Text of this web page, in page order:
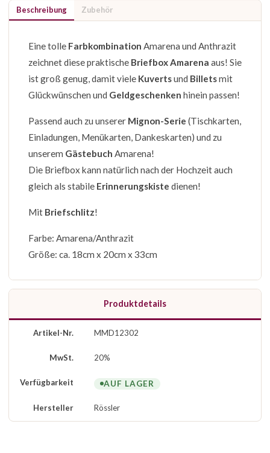
Beschreibung Zubehör
Eine tolle Farbkombination Amarena und Anthrazit
zeichnet diese praktische Briefbox Amarena aus! Sie
ist groß genug, damit viele Kuvertsund Billetsmit
Glückwünschen und Geldgeschenken hinein passen!
Passend auch zu unserer Mignon-Serie (Tischkarten,
Einladungen, Menükarten, Dankeskarten) und zu
unserem Gästebuch Amarena!
Die Briefbox kann natürlich nach der Hochzeit auch
gleich als stabile Erinnerungskiste dienen!
Mit Briefschlitz!
Farbe: Amarena/Anthrazit
Größe: ca. 18cm x 20cm x 33cm
Produktdetails
Artikel-Nr. MMD12302
MwSt. 20%
Verfügbarkeit AUF LAGER
Hersteller Rössler